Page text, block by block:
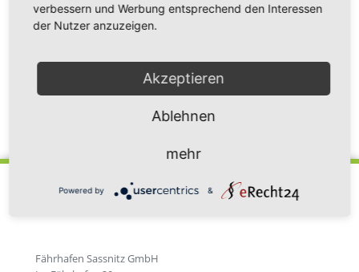
um die Uhr zur Betankung für in der Ostsee
operierende Schiffe zur Verfügung stehen wird.
Zurück zur Newsübersicht
Fährhafen Sassnitz GmbH
verbessern und Werbung entsprechend den Interessen
der Nutzer anzuzeigen.
Akzeptieren
Ablehnen
mehr
Powered by &